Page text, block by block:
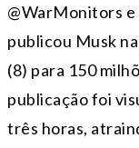
@WarMonitors e
publicou Musk
(8) para 150
publicação foi
três horas,